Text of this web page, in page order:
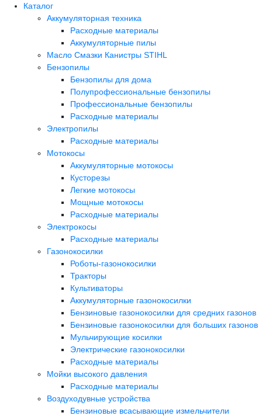
Каталог
Аккумуляторная техника
Расходные материалы
Аккумуляторные пилы
Масло Смазки Канистры STIHL
Бензопилы
Бензопилы для дома
Полупрофессиональные бензопилы
Профессиональные бензопилы
Расходные материалы
Электропилы
Расходные материалы
Мотокосы
Аккумуляторные мотокосы
Кусторезы
Легкие мотокосы
Мощные мотокосы
Расходные материалы
Электрокосы
Расходные материалы
Газонокосилки
Роботы-газонокосилки
Тракторы
Культиваторы
Аккумуляторные газонокосилки
Бензиновые газонокосилки для средних газонов
Бензиновые газонокосилки для больших газонов
Мульчирующие косилки
Электрические газонокосилки
Расходные материалы
Мойки высокого давления
Расходные материалы
Воздуходувные устройства
Бензиновые всасывающие измельчители